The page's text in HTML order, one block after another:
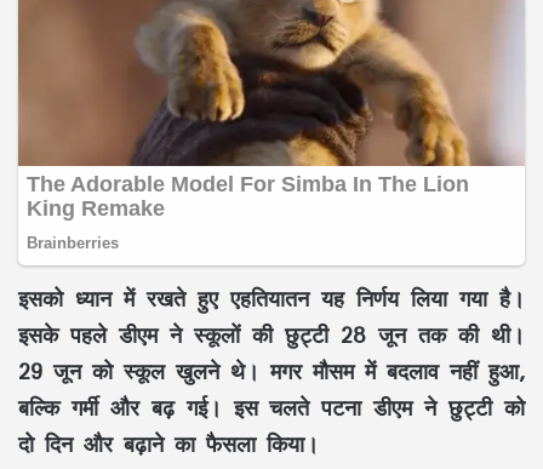
इसको ध्यान में रखते हुए एहतियातन यह निर्णय लिया गया है।
इसके पहले डीएम ने स्कूलों की छुट्टी 28 जून तक की थी।
29 जून को स्कूल खुलने थे। मगर मौसम में बदलाव नहीं हुआ,
बल्कि गर्मी और बढ़ गई। इस चलते पटना डीएम ने छुट्टी को
दो दिन और बढ़ाने का फैसला किया।